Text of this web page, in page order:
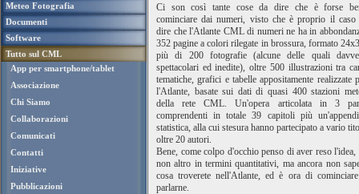
Meteo Fotografia
Documenti
Software
Tutto sul CML
App per smartphone/tablet
Associazione
Chi Siamo
Collaborazioni
Comunicati
Contatti
Iniziative
Pubblicazioni
Ci son così tante cose da dire che è forse
cominciare dai numeri, visto che è proprio il caso
dire che l'Atlante CML di numeri ne ha in
352 pagine a colori rilegate in brossura, formato
più di 200 fotografie (alcune delle quali
spettacolari ed inedite), oltre 500 illustrazioni tra
tematiche, grafici e tabelle appositamente realizzate
l'Atlante, basate sui dati di quasi 400 stazioni
della rete CML. Un'opera articolata in 3
comprendenti in totale 39 capitoli più
statistica, alla cui stesura hanno partecipato a vario
oltre 20 autori.
Bene, come colpo d'occhio penso di aver reso l'idea,
non altro in termini quantitativi, ma ancora non
cosa troverete nell'Atlante, ed è ora di
parlarne.